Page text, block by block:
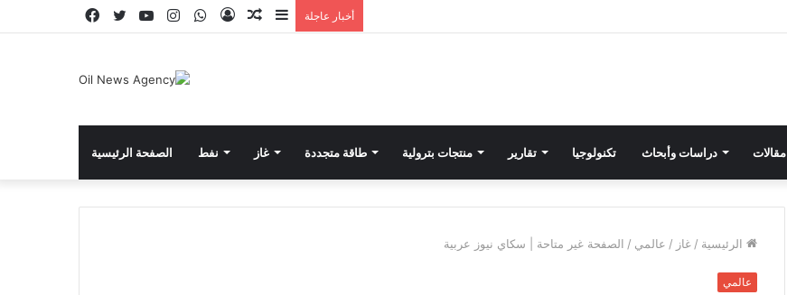
أخبار عاجلة
إضافة مقال تسجيل واتسابانستقرام
يوتيوب تويتر
الصفحة الرئيسية نفط غاز طاقة متجددة منتجات بترولية تقارير تكنولوجيا دراسات وأبحاث مقالات
الرئيسية / غاز / عالمي / الصفحة غير متاحة | سكاي نيوز عربية
عالمي